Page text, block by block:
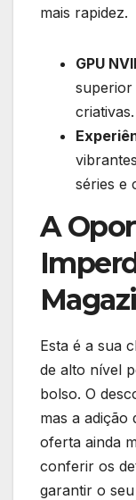
mais rapidez.
GPU
superior
criativas.
séries e
A
Esta é a sua
de alto nível
bolso. O
mas a
oferta ainda
conferir os
garantir o